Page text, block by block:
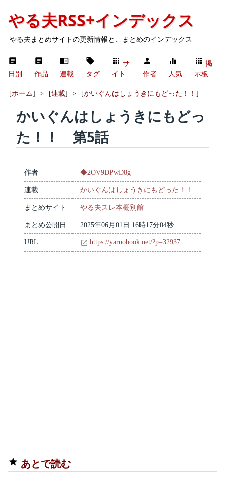
やる夫RSS+インデックス
やる夫まとめサイトの更新情報と、まとめのインデックス
日別 作品 連載 タグ
サ
イト
作者 人気
掲
示板
[ホーム] > [連載] > [かいぐんはしょうきにもどった！！ ]
かいぐんはしょうきにもどっ
た！！ 第5話
作者 ◆2OV9DPwD8g
連載 かいぐんはしょうきにもどった！！
まとめサイト やる夫スレ本棚別館
まとめ公開日 2025年06月01日 16時17分04秒
URL https://yaruobook.net/?p=32937
あとで読む